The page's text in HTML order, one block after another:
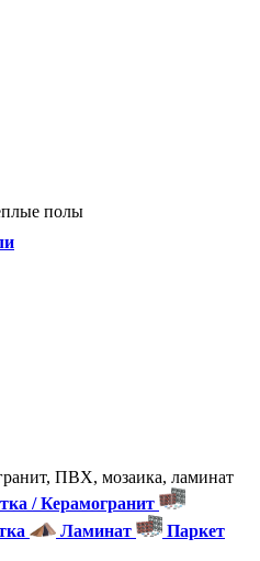
полы
ПВХ, мозаика, ламинат
/ Керамогранит
Ламинат
Паркет